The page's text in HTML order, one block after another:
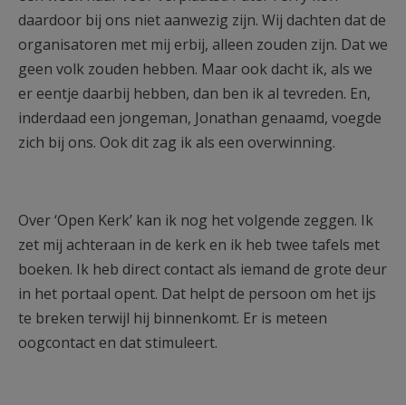
daardoor bij ons niet aanwezig zijn. Wij dachten dat de
organisatoren met mij erbij, alleen zouden zijn. Dat we
geen volk zouden hebben. Maar ook dacht ik, als we
er eentje daarbij hebben, dan ben ik al tevreden. En,
inderdaad een jongeman, Jonathan genaamd, voegde
zich bij ons. Ook dit zag ik als een overwinning.
Over ‘Open Kerk’ kan ik nog het volgende zeggen. Ik
zet mij achteraan in de kerk en ik heb twee tafels met
boeken. Ik heb direct contact als iemand de grote deur
in het portaal opent. Dat helpt de persoon om het ijs
te breken terwijl hij binnenkomt. Er is meteen
oogcontact en dat stimuleert.